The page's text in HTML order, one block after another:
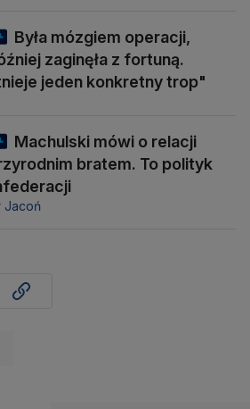
Była mózgiem operacji,
zaginęła z fortuną.
jeden konkretny trop"
Machulski mówi o relacji
bratem. To polityk
Jacoń